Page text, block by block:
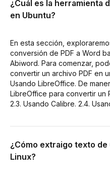
¿Cuál es la herramienta
en Ubuntu?
En esta sección,
conversión de PDF a Word
Abiword. Para comenzar,
convertir un archivo PDF en
Usando LibreOffice. De
LibreOffice para convertir un
2.3. Usando Calibre. 2.4.
¿Cómo extraigo texto de
Linux?